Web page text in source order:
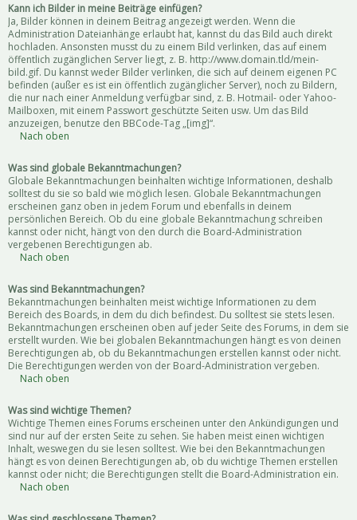
Kann ich Bilder in meine Beiträge einfügen?
Ja, Bilder können in deinem Beitrag angezeigt werden. Wenn die
Administration Dateianhänge erlaubt hat, kannst du das Bild auch direkt
hochladen. Ansonsten musst du zu einem Bild verlinken, das auf einem
öffentlich zugänglichen Server liegt, z. B. http://www.domain.tld/mein-
bild.gif. Du kannst weder Bilder verlinken, die sich auf deinem eigenen PC
befinden (außer es ist ein öffentlich zugänglicher Server), noch zu Bildern,
die nur nach einer Anmeldung verfügbar sind, z. B. Hotmail- oder Yahoo-
Mailboxen, mit einem Passwort geschützte Seiten usw. Um das Bild
anzuzeigen, benutze den BBCode-Tag „[img]“.
Nach oben
Was sind globale Bekanntmachungen?
Globale Bekanntmachungen beinhalten wichtige Informationen, deshalb
solltest du sie so bald wie möglich lesen. Globale Bekanntmachungen
erscheinen ganz oben in jedem Forum und ebenfalls in deinem
persönlichen Bereich. Ob du eine globale Bekanntmachung schreiben
kannst oder nicht, hängt von den durch die Board-Administration
vergebenen Berechtigungen ab.
Nach oben
Was sind Bekanntmachungen?
Bekanntmachungen beinhalten meist wichtige Informationen zu dem
Bereich des Boards, in dem du dich befindest. Du solltest sie stets lesen.
Bekanntmachungen erscheinen oben auf jeder Seite des Forums, in dem sie
erstellt wurden. Wie bei globalen Bekanntmachungen hängt es von deinen
Berechtigungen ab, ob du Bekanntmachungen erstellen kannst oder nicht.
Die Berechtigungen werden von der Board-Administration vergeben.
Nach oben
Was sind wichtige Themen?
Wichtige Themen eines Forums erscheinen unter den Ankündigungen und
sind nur auf der ersten Seite zu sehen. Sie haben meist einen wichtigen
Inhalt, weswegen du sie lesen solltest. Wie bei den Bekanntmachungen
hängt es von deinen Berechtigungen ab, ob du wichtige Themen erstellen
kannst oder nicht; die Berechtigungen stellt die Board-Administration ein.
Nach oben